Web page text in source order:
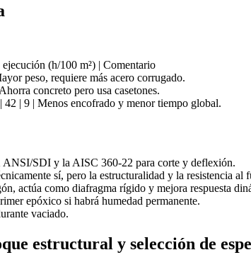
(h/100 m²) | Comentario
peso, requiere más acero corrugado.
concreto pero usa casetones.
| 9 | Menos encofrado y menor tiempo global.
SDI y la AISC 360‑22 para corte y deflexión.
sí, pero la estructuralidad y la resistencia al
actúa como diafragma rígido y mejora respuesta
epóxico si habrá humedad permanente.
vaciado.
estructural y selección de